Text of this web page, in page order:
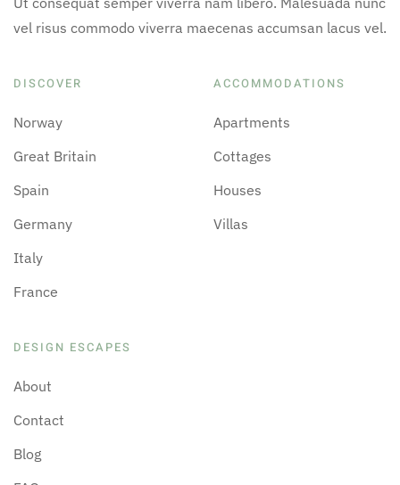
vel risus commodo viverra maecenas accumsan lacus vel.
DISCOVER
Norway
Great Britain
Spain
Germany
Italy
France
ACCOMMODATIONS
Apartments
Cottages
Houses
Villas
DESIGN ESCAPES
About
Contact
Blog